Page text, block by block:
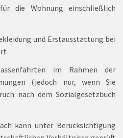
Wohnung einschließlich
und Erstausstattung bei
im Rahmen der
(jedoch nur, wenn Sie
nach dem Sozialgesetzbuch
kann unter Berücksichtigung